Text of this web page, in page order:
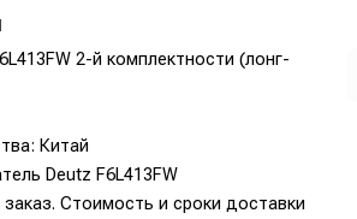
2-й комплектности (лонг-
Китай
Deutz F6L413FW
Стоимость и сроки доставки